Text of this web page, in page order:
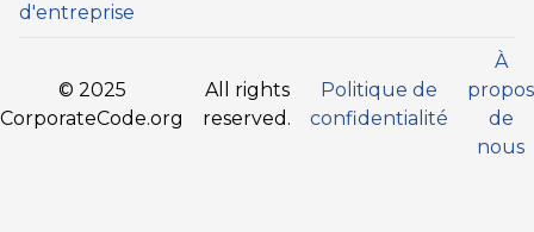
d'entreprise
© 2025
CorporateCode.org
All rights
reserved.
Politique de
confidentialité
À
propos
de
nous